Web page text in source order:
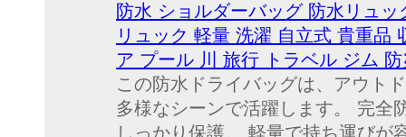
防水 ショルダーバッグ 防水リュ
リュック 軽量 洗濯 自立式 貴重品
ア プール 川 旅行 トラベル ジム
この防水ドライバッグは、アウト
多様なシーンで活躍します。 完全
しっかり保護。 軽量で持ち運びが